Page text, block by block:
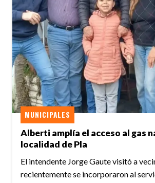
Alberti amplía el acceso al gas
localidad de Pla
MUNICIPALES
El intendente Jorge Gaute visitó a
recientemente se incorporaron al